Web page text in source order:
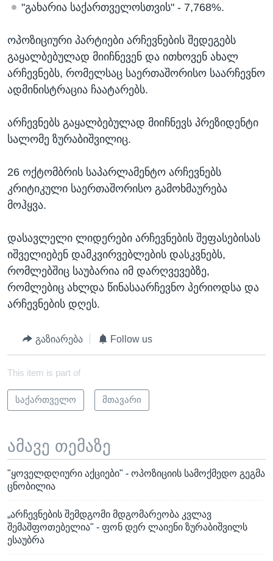
"გახარია საქართველოსთვის" - 7,768%.
ოპოზიციური პარტიები არჩევნების შედეგებს
გაყალბებულად მიიჩნევენ და ითხოვენ ახალ
არჩევნებს, რომელსაც საერთაშორისო საარჩევნო
ადმინისტრაცია ჩაატარებს.
არჩევნებს გაყალბებულად მიიჩნევს პრეზიდენტი
სალომე ზურაბიშვილიც.
26 ოქტომბრის საპარლამენტო არჩევნებს
კრიტიკული საერთაშორისო გამოხმაურება
მოჰყვა.
დასავლელი ლიდერები არჩევნების შეფასებისას
იშველიებენ დამკვირვებლების დასკვნებს,
რომლებშიც საუბარია იმ დარღვევებზე,
რომლებიც ახლდა წინასაარჩევნო პერიოდსა და
არჩევნების დღეს.
გაზიარება Follow us
This item is part of
საქართველო მთავარი
ამავე თემაზე
"ყოველდღიური აქციები" - ოპოზიციის სამოქმედო გეგმა
ცნობილია
„არჩევნების შემდგომი მდგომარეობა კვლავ
შემაშფოთებელია" - ფონ დერ ლაიენი ზურაბიშვილს
ესაუბრა